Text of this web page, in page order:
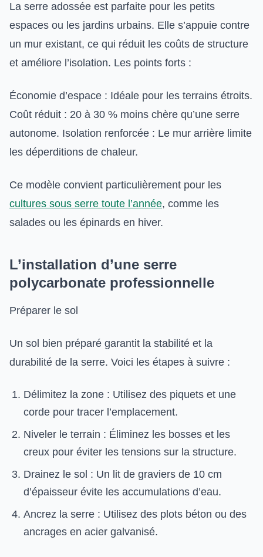
La serre adossée est parfaite pour les petits
espaces ou les jardins urbains. Elle s’appuie contre
un mur existant, ce qui réduit les coûts de structure
et améliore l’isolation. Les points forts :
Économie d’espace : Idéale pour les terrains étroits.
Coût réduit : 20 à 30 % moins chère qu’une serre
autonome. Isolation renforcée : Le mur arrière limite
les déperditions de chaleur.
Ce modèle convient particulièrement pour les
cultures sous serre toute l’année, comme les
salades ou les épinards en hiver.
L’installation d’une serre
polycarbonate professionnelle
Préparer le sol
Un sol bien préparé garantit la stabilité et la
durabilité de la serre. Voici les étapes à suivre :
Délimitez la zone : Utilisez des piquets et une
corde pour tracer l’emplacement.
Niveler le terrain : Éliminez les bosses et les
creux pour éviter les tensions sur la structure.
Drainez le sol : Un lit de graviers de 10 cm
d’épaisseur évite les accumulations d’eau.
Ancrez la serre : Utilisez des plots béton ou des
ancrages en acier galvanisé.